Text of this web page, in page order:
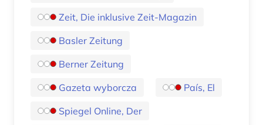
Zeit, Die inklusive Zeit-Magazin
Basler Zeitung
Berner Zeitung
Gazeta wyborcza
País, El
Spiegel Online, Der